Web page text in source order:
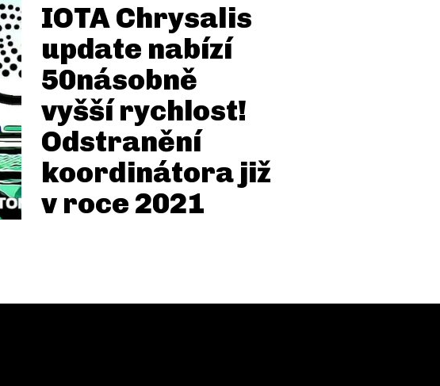
IOTA Chrysalis
update nabízí
50násobně
vyšší rychlost!
Odstranění
koordinátora již
v roce 2021